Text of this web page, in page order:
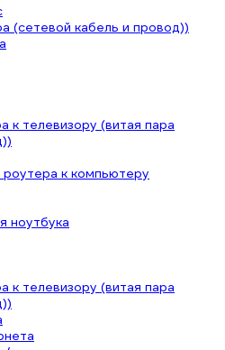
(сетевой кабель и провод))
к телевизору (витая пара
к компьютеру
ноутбука
к телевизору (витая пара